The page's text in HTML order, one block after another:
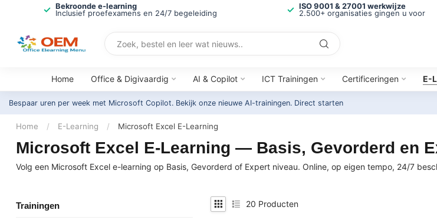
Bekroonde e-learning
Inclusief proefexamens en 24/7 begeleiding
ISO 9001 & 27001 werkwijze
2.500+ organisaties gingen u voor
Home Office & Digivaardig AI & Copilot ICT Trainingen Certificeringen E-
Bespaar uren per week met Microsoft Copilot. Bekijk onze nieuwe AI-trainingen. Direct starten
Home / E-Learning / Microsoft Excel E-Learning
Microsoft Excel E-Learning — Basis, Gevorderd en
Volg een Microsoft Excel e-learning op Basis, Gevorderd of Expert niveau. Online, op eigen tempo, 24/7
Trainingen 20 Producten